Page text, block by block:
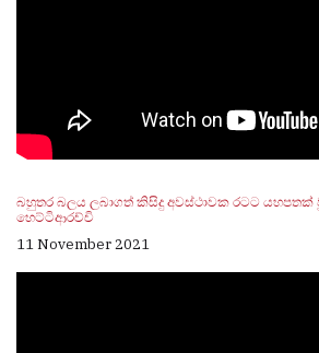
බහුතර බලය ලබාගත් කිසිදු අවස්ථාවක රටට
හෙට්ටිආරච්චි
11 November 2021